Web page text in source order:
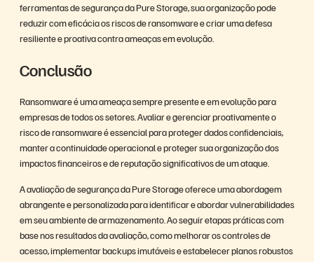
ferramentas de segurança da Pure Storage, sua organização pode
reduzir com eficácia os riscos de ransomware e criar uma defesa
resiliente e proativa contra ameaças em evolução.
Conclusão
Ransomware é uma ameaça sempre presente e em evolução para
empresas de todos os setores. Avaliar e gerenciar proativamente o
risco de ransomware é essencial para proteger dados confidenciais,
manter a continuidade operacional e proteger sua organização dos
impactos financeiros e de reputação significativos de um ataque.
A avaliação de segurança da Pure Storage oferece uma abordagem
abrangente e personalizada para identificar e abordar vulnerabilidades
em seu ambiente de armazenamento. Ao seguir etapas práticas com
base nos resultados da avaliação, como melhorar os controles de
acesso, implementar backups imutáveis e estabelecer planos robustos